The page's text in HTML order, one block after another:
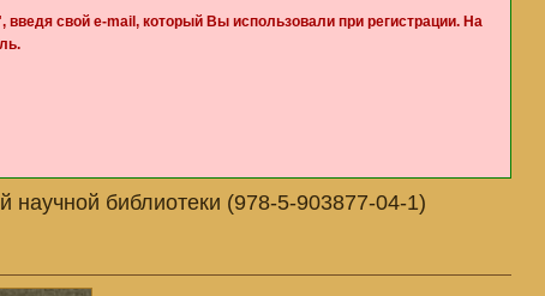
введя свой e-mail, который Вы использовали при регистрации. На
научной библиотеки (978-5-903877-04-1)